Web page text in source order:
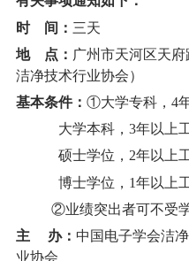
时 间： 三天
地 点： 广州市天河区天
洁净技术行业协会）
基本条件： ①大学专科，4
大学本科，3年以上
硕士学位，2年以上
博士学位，1年以上
②业绩突出者可不受
主 办： 中国电子学会洁
业协会